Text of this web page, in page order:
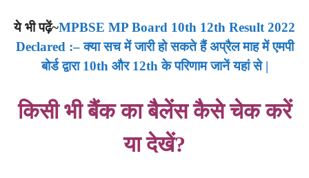
ये भी पढ़ें~MPBSE MP Board 10th 12th Result 2022
Declared :– क्या सच में जारी हो सकते हैं अप्रैल माह में एमपी
बोर्ड द्वारा 10th और 12th के परिणाम जानें यहां से |
किसी भी बैंक का बैलेंस कैसे चेक करें
या देखें?